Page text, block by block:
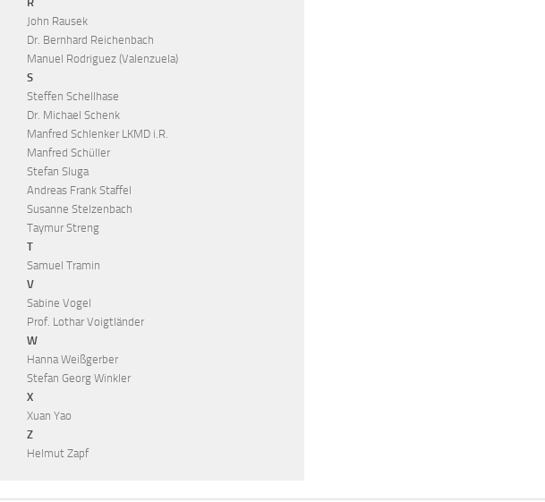
John Rausek
Dr. Bernhard Reichenbach
Manuel Rodriguez (Valenzuela)
S
Steffen Schellhase
Dr. Michael Schenk
Manfred Schlenker LKMD i.R.
Manfred Schüller
Stefan Sluga
Andreas Frank Staffel
Susanne Stelzenbach
Taymur Streng
T
Samuel Tramin
V
Sabine Vogel
Prof. Lothar Voigtländer
W
Hanna Weißgerber
Stefan Georg Winkler
X
Xuan Yao
Z
Helmut Zapf